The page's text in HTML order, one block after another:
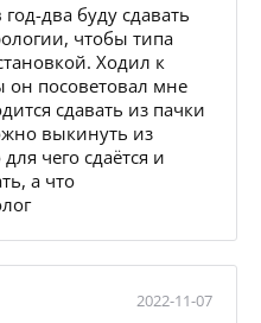
два буду сдавать
чтобы типа
Ходил к
он посоветовал мне
сдавать из пачки
выкинуть из
чего сдаётся и
а что
2022-11-07